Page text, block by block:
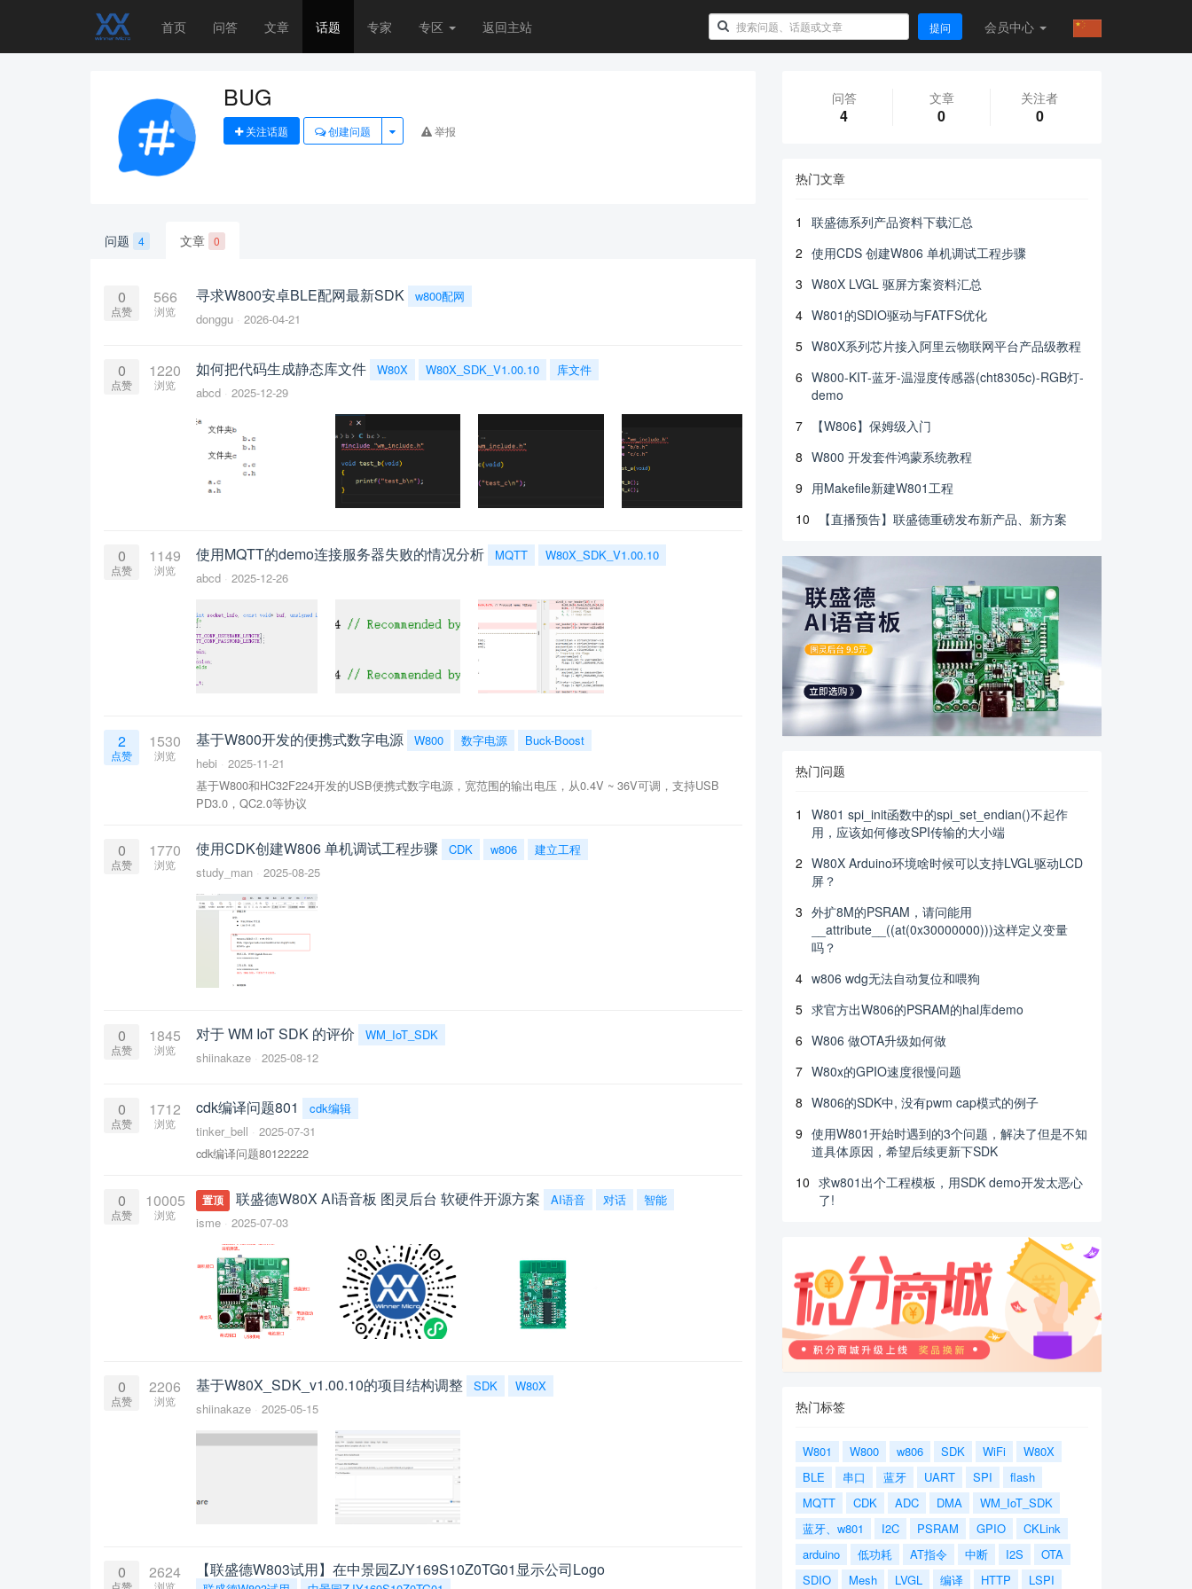
首页 问答 文章 话题 专家 专区 返回主站 提问 会员中心
BUG
关注话题 创建问题 举报
问题 4 文章 0
0
点赞
566
浏览
寻求W800安卓BLE配网最新SDK
w800配网
donggu
2026-04-21
0
点赞
1220
浏览
如何把代码生成静态库文件 W80X W80X_SDK_V1.00.10
库文件
abcd
2025-12-29
0
点赞
1149
浏览
使用MQTT的demo连接服务器失败的情况分析 MQTT
W80X_SDK_V1.00.10
abcd
2025-12-26
2
点赞
1530
浏览
基于W800开发的便携式数字电源 W800 数字电源
Buck-Boost
hebi
2025-11-21
基于W800和HC32F224开发的USB便携式数字电源，宽范围的输出电压，从0.4V ~ 36V可调，支持USB
PD3.0，QC2.0等协议
0
点赞
1770
浏览
使用CDK创建W806 单机调试工程步骤 CDK w806
建立工程
study_man
2025-08-25
0
点赞
1845
浏览
对于 WM IoT SDK 的评价
WM_IoT_SDK
shiinakaze
2025-08-12
0
点赞
1712
浏览
cdk编译问题801
cdk编辑
tinker_bell
2025-07-31
cdk编译问题80122222
0
点赞
10005
浏览
置顶 联盛德W80X AI语音板 图灵后台 软硬件开源方案 AI语音 对话
智能
isme
2025-07-03
0
点赞
2206
浏览
基于W80X_SDK_v1.00.10的项目结构调整 SDK
W80X
shiinakaze
2025-05-15
0
点赞
2624
浏览
【联盛德W803试用】在中景园ZJY169S10Z0TG01显示公司Logo
问答
4
文章
0
关注者
0
热门文章
1
联盛德系列产品资料下载汇总
2 使用CDS 创建W806 单机调试工程步骤
3 W80X LVGL 驱屏方案资料汇总
4 W801的SDIO驱动与FATFS优化
5 W80X系列芯片接入阿里云物联网平台产品级教程
6 W800-KIT-蓝牙-温湿度传感器(cht8305c)-RGB灯-
demo
7
【W806】保姆级入门
8 W800 开发套件鸿蒙系统教程
9 用Makefile新建W801工程
10
【直播预告】联盛德重磅发布新产品、新方案
热门问题
1
W801 spi_init函数中的spi_set_endian()不起作
用，应该如何修改SPI传输的大小端
2 W80X Arduino环境啥时候可以支持LVGL驱动LCD
屏？
3 外扩8M的PSRAM，请问能用
__attribute__((at(0x30000000)))这样定义变量
吗？
4 w806 wdg无法自动复位和喂狗
5 求官方出W806的PSRAM的hal库demo
6 W806 做OTA升级如何做
7 W80x的GPIO速度很慢问题
8 W806的SDK中, 没有pwm cap模式的例子
9 使用W801开始时遇到的3个问题，解决了但是不知
道具体原因，希望后续更新下SDK
10 求w801出个工程模板，用SDK demo开发太恶心
了!
热门标签
W801 W800 w806 SDK WiFi
W80X
BLE
串口 蓝牙 UART SPI
flash
MQTT
CDK ADC DMA
WM_IoT_SDK
蓝牙、w801
I2C PSRAM GPIO
CKLink
arduino
低功耗 AT指令 中断 I2S
OTA
SDIO
Mesh LVGL 编译 HTTP LSPI